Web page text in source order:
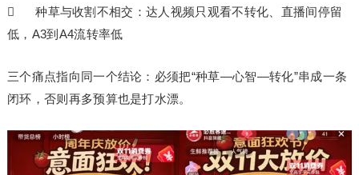
 种草与收割不相交：达人视频只观看不转化、直播间停留
低，A3到A4流转率低
三个痛点指向同一个结论：必须把“种草—心智—转化”串成一条
闭环，否则再多预算也是打水漂。